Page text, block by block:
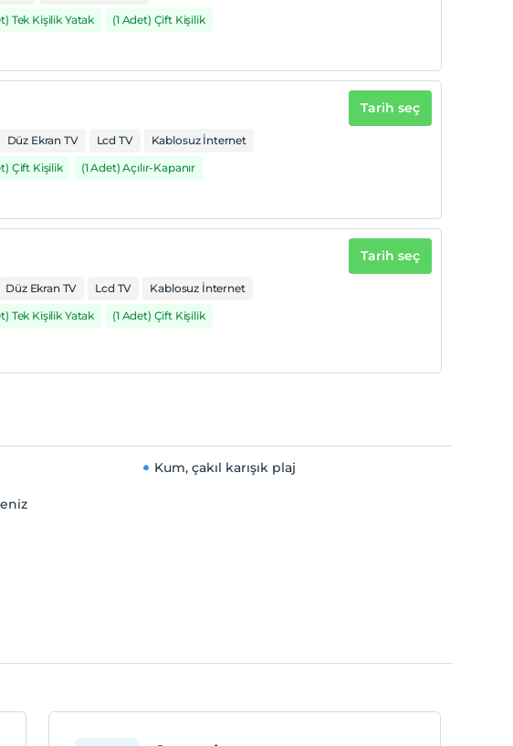
Tek Kişilik Yatak (1 Adet) Çift Kişilik
Düz Ekran TV Lcd TV Kablosuz İnternet
Çift Kişilik (1 Adet) Açılır-Kapanır
Tarih seç
Düz Ekran TV Lcd TV Kablosuz İnternet
Tek Kişilik Yatak
(1 Adet) Çift Kişilik
Tarih seç
Kum, çakıl karışık plaj